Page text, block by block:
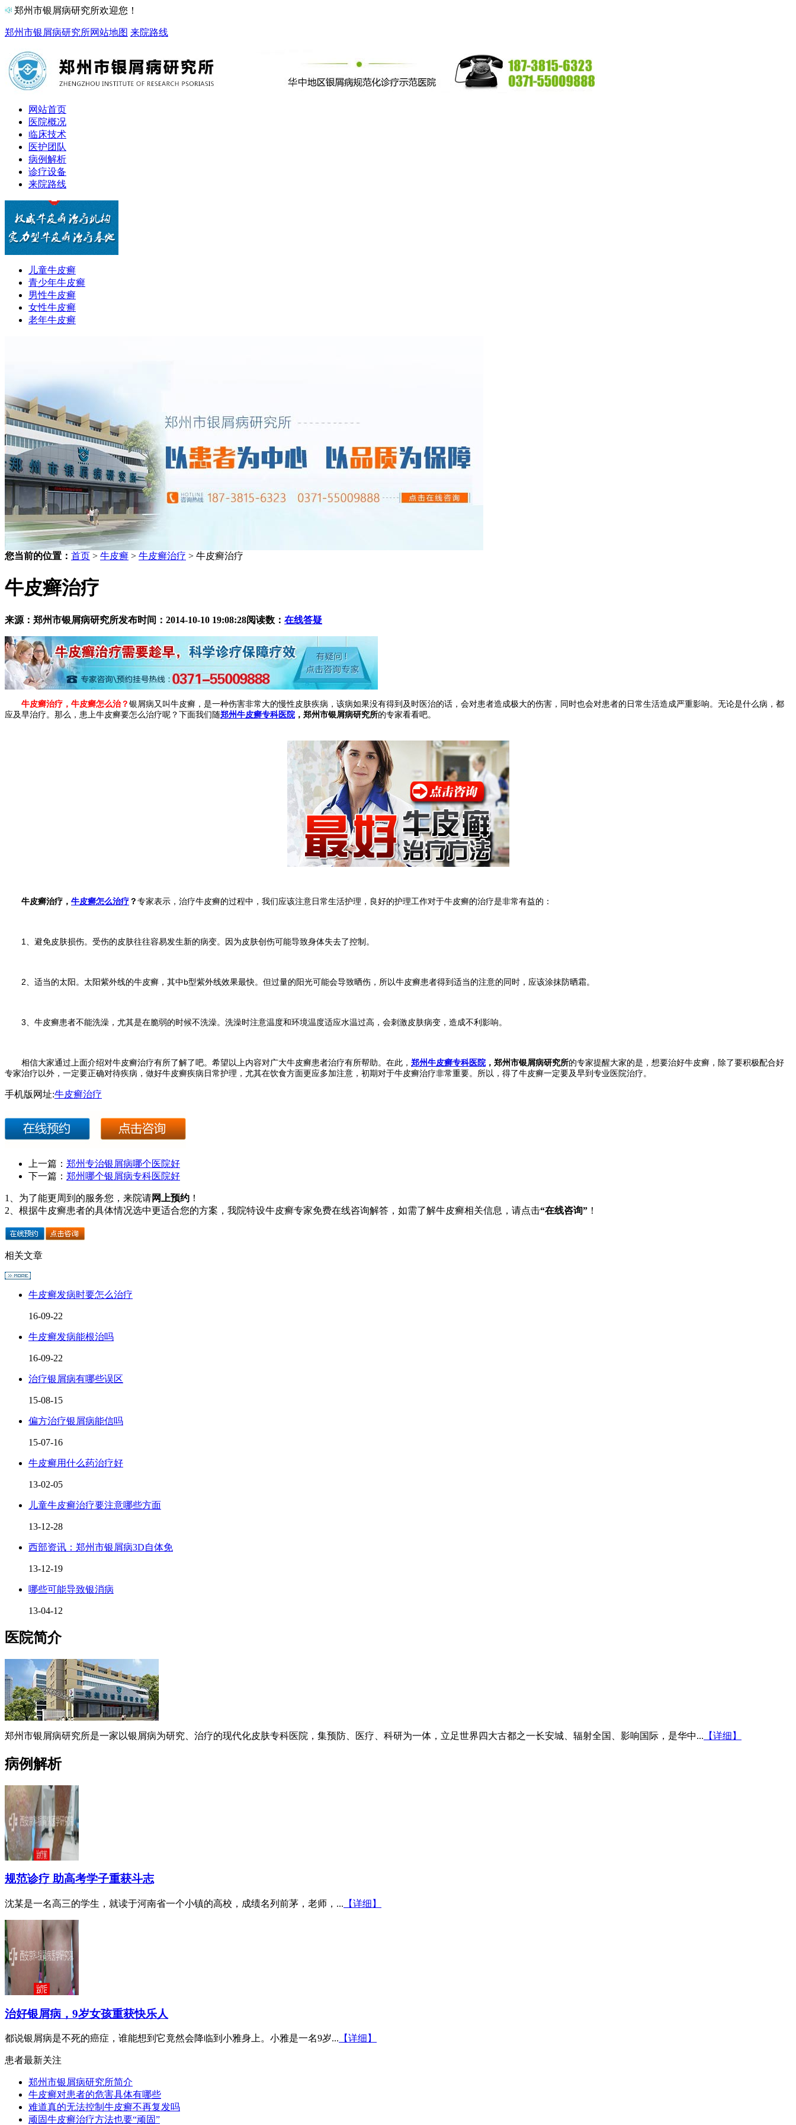
郑州市银屑病研究所欢迎您！
郑州市银屑病研究所网站地图 来院路线
网站首页
医院概况
临床技术
医护团队
病例解析
诊疗设备
来院路线
儿童牛皮癣
青少年牛皮癣
男性牛皮癣
女性牛皮癣
老年牛皮癣
您当前的位置： 首页 > 牛皮癣 > 牛皮癣治疗 > 牛皮癣治疗
牛皮癣治疗
来源：郑州市银屑病研究所发布时间：2014-10-10 19:08:28阅读数： 在线答疑
牛皮癣治疗，牛皮癣怎么治？银屑病又叫牛皮癣，是一种伤害非常大的慢性皮肤疾病，该病如果没有得到及时医治的话，会对患者造成极大的伤害，同时也会对患者的日常生活造成严重影响。无论是什么病，都
应及早治疗。那么，患上牛皮癣要怎么治疗呢？下面我们随郑州牛皮癣专科医院，郑州市银屑病研究所的专家看看吧。
牛皮癣治疗， 牛皮癣怎么治疗？专家表示，治疗牛皮癣的过程中，我们应该注意日常生活护理，良好的护理工作对于牛皮癣的治疗是非常有益的：
1、避免皮肤损伤。受伤的皮肤往往容易发生新的病变。因为皮肤创伤可能导致身体失去了控制。
2、适当的太阳。太阳紫外线的牛皮癣，其中b型紫外线效果最快。但过量的阳光可能会导致晒伤，所以牛皮癣患者得到适当的注意的同时，应该涂抹防晒霜。
3、牛皮癣患者不能洗澡，尤其是在脆弱的时候不洗澡。洗澡时注意温度和环境温度适应水温过高，会刺激皮肤病变，造成不利影响。
相信大家通过上面介绍对牛皮癣治疗有所了解了吧。希望以上内容对广大牛皮癣患者治疗有所帮助。在此， 郑州牛皮癣专科医院，郑州市银屑病研究所的专家提醒大家的是，想要治好牛皮癣，除了要积极配合好
专家治疗以外，一定要正确对待疾病，做好牛皮癣疾病日常护理，尤其在饮食方面更应多加注意，初期对于牛皮癣治疗非常重要。所以，得了牛皮癣一定要及早到专业医院治疗。
手机版网址:牛皮癣治疗
上一篇： 郑州专治银屑病哪个医院好
下一篇： 郑州哪个银屑病专科医院好
1、为了能更周到的服务您，来院请网上预约 ！
2、根据牛皮癣患者的具体情况选中更适合您的方案，我院特设牛皮癣专家免费在线咨询解答，如需了解牛皮癣相关信息，请点击“在线咨询” ！
相关文章
牛皮癣发病时要怎么治疗
16-09-22
牛皮癣发病能根治吗
16-09-22
治疗银屑病有哪些误区
15-08-15
偏方治疗银屑病能信吗
15-07-16
牛皮癣用什么药治疗好
13-02-05
儿童牛皮癣治疗要注意哪些方面
13-12-28
西部资讯：郑州市银屑病3D自体免
13-12-19
哪些可能导致银消病
13-04-12
医院简介
郑州市银屑病研究所是一家以银屑病为研究、治疗的现代化皮肤专科医院，集预防、医疗、科研为一体，立足世界四大古都之一长安城、辐射全国、影响国际，是华中... 【详细】
病例解析
规范诊疗 助高考学子重获斗志
沈某是一名高三的学生，就读于河南省一个小镇的高校，成绩名列前茅，老师，... 【详细】
治好银屑病，9岁女孩重获快乐人
都说银屑病是不死的癌症，谁能想到它竟然会降临到小雅身上。小雅是一名9岁... 【详细】
患者最新关注
郑州市银屑病研究所简介
牛皮癣对患者的危害具体有哪些
难道真的无法控制牛皮癣不再复发吗
顽固牛皮癣治疗方法也要“顽固”